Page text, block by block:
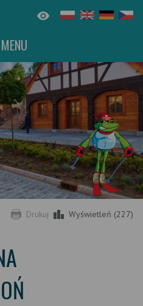
MENU
Drukuj Wyświetleń (227)